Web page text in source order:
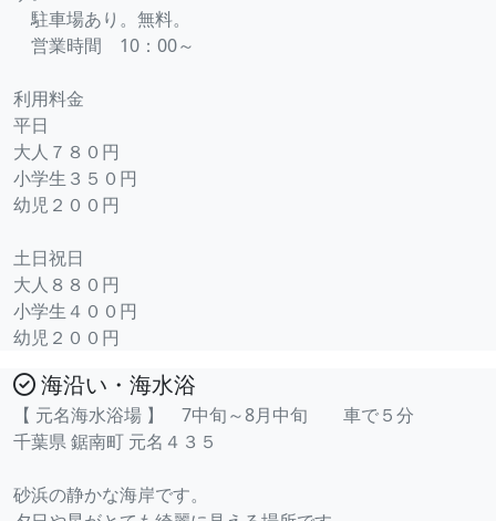
駐車場あり。無料。
営業時間 10：00～
利用料金
平日
大人７８０円
小学生３５０円
幼児２００円
土日祝日
大人８８０円
小学生４００円
幼児２００円
海沿い・海水浴
【 元名海水浴場 】 7中旬～8月中旬 車で５分
千葉県 鋸南町 元名４３５
砂浜の静かな海岸です。